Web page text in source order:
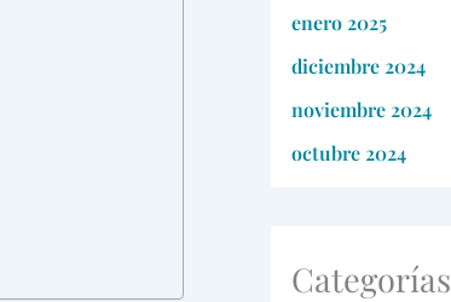
enero 2025
diciembre 2024
noviembre 2024
octubre 2024
Categorías